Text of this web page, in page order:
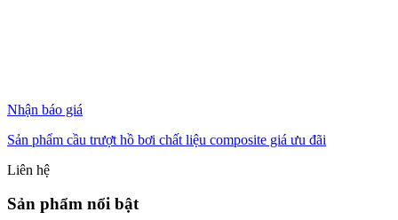
Nhận báo giá
Sản phẩm cầu trượt hồ bơi chất liệu composite giá ưu đãi
Liên hệ
Sản phẩm nổi bật